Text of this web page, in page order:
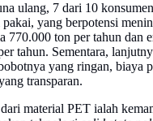
ulang, 7 dari 10
pakai, yang berpotensi
770.000 ton per tahun dan
tahun. Sementara,
yang ringan, biaya
transparan.
material PET ialah